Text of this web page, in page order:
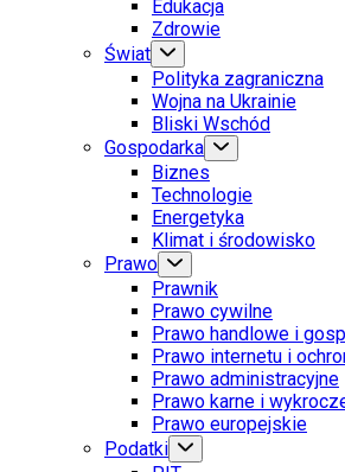
Edukacja
Zdrowie
Świat
Polityka zagraniczna
Wojna na Ukrainie
Bliski Wschód
Gospodarka
Biznes
Technologie
Energetyka
Klimat i środowisko
Prawo
Prawnik
Prawo cywilne
Prawo handlowe i
Prawo internetu i
Prawo administracyjne
Prawo karne i
Prawo europejskie
Podatki